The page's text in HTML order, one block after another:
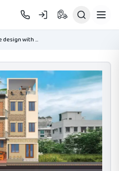
Modern 3 storey house design with rooftop - স্বল্প খরচে বাড়ির ডিজাইন